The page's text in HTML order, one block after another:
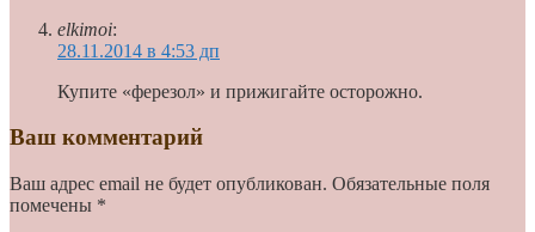
elkimoi:
28.11.2014 в 4:53 дп
Купите «ферезол» и прижигайте осторожно.
Ваш комментарий
Ваш адрес email не будет опубликован. Обязательные поля
помечены *